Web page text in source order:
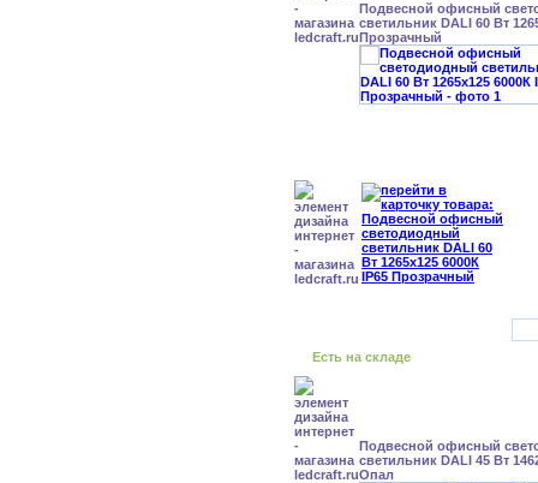
Подвесной офисный
светильник DALI 60 Вт
Прозрачный
Есть на складе
Подвесной офисный
светильник DALI 45 Вт
Опал